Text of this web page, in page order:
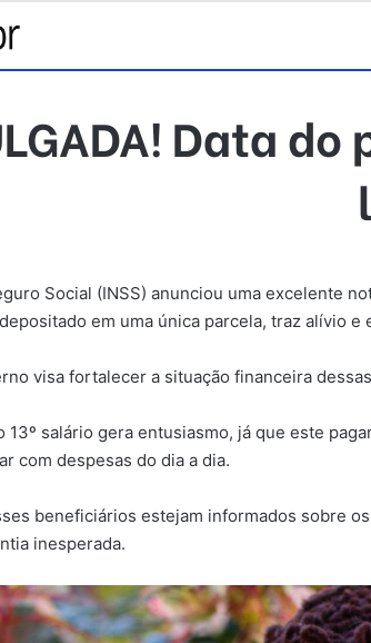
Data
Social (INSS) anunciou uma excelente
em uma única parcela, traz alívio e
visa fortalecer a situação financeira
13º salário gera entusiasmo, já que este
com despesas do dia a dia.
beneficiários estejam informados sobre
inesperada.